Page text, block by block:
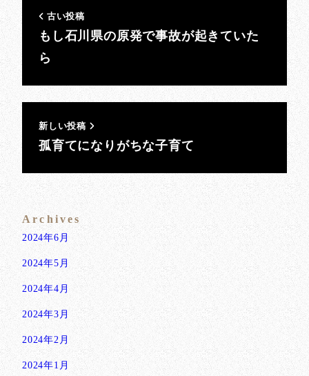
古い投稿
もし石川県の原発で事故が起きていた
ら
新しい投稿
孤育てになりがちな子育て
Archives
2024年6月
2024年5月
2024年4月
2024年3月
2024年2月
2024年1月